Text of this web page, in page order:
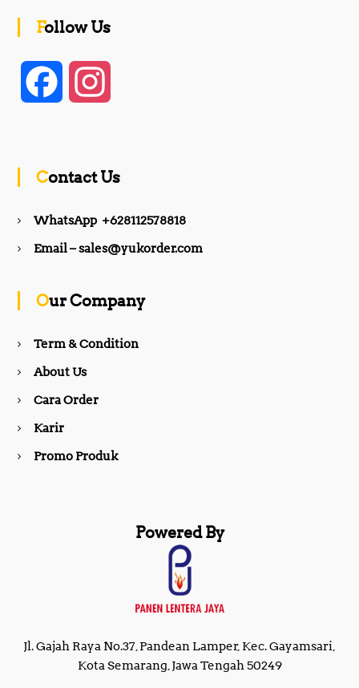
Follow Us
b
k
a
Contact Us
WhatsApp +628112578818
Email – sales@yukorder.com
Our Company
Term & Condition
About Us
Cara Order
Karir
Promo Produk
Powered By
Jl. Gajah Raya No.37, Pandean Lamper, Kec. Gayamsari,
Kota Semarang, Jawa Tengah 50249